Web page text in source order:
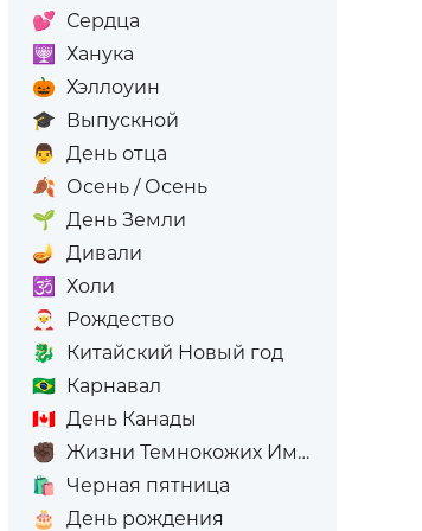
💕 Сердца
🕎
Ханука
🎃 Хэллоуин
🎓 Выпускной
👨 День отца
🍂 Осень / Осень
🌱 День Земли
🪔 Дивали
🕉️
Холи
🎅
Рождество
🐉
Китайский Новый год
🇧🇷 Карнавал
🇨🇦 День Канады
✊🏿 Жизни Темнокожих Имеют Значение
🛍️
Черная пятница
🎂
День рождения